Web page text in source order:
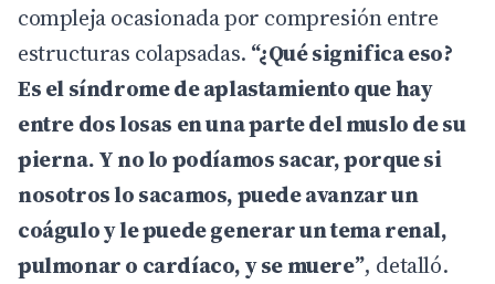
compleja ocasionada por compresión entre
estructuras colapsadas. “¿Qué significa eso?
Es el síndrome de aplastamiento que hay
entre dos losas en una parte del muslo de su
pierna. Y no lo podíamos sacar, porque si
nosotros lo sacamos, puede avanzar un
coágulo y le puede generar un tema renal,
pulmonar o cardíaco, y se muere”, detalló.